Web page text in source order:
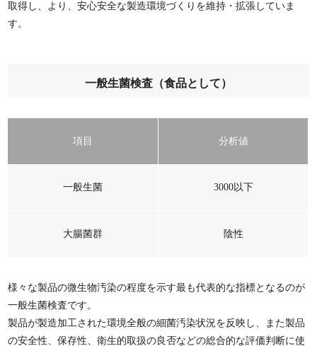
取得し、より、安心安全な製造環境づくりを維持・拡張していま
す。
一般生菌検査（食品として）
項目 分析値
一般生菌 3000以下
大腸菌群 陰性
様々な製品の微生物汚染の程度を示す最も代表的な指標となるのが
一般生菌検査です。
製品が製造加工された環境全般の細菌汚染状況を反映し、また製品
の安全性、保存性、衛生的取扱の良否などの総合的な評価判断に使